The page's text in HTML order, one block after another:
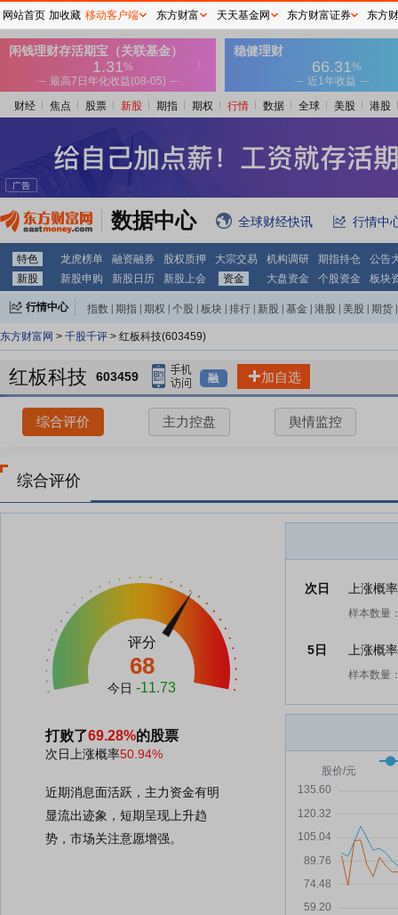
财经 焦点 股票 新股 期指 期权 行情 数据 全球 美股 港股
数据中心 全球财经快讯 行情中
特色 龙虎榜单 融资融券 股权质押 大宗交易 机构调研 期指持仓
公告
新股
新股申购 新股日历 新股上会 资金 大盘资金 个股资金 板块
行情中心 指数 期指 期权 个股 板块 排行 新股 基金 港股 美股 期货
东方财富网 > 千股千评 > 红板科技(603459)
红板科技 603459 融 加自选
综合评价 主力控盘 舆情监控
综合评价
评分
68
今日 -11.73
打败了69.28%的股票
次日上涨概率50.94%
近期消息面活跃，主力资金有明
显流出迹象，短期呈现上升趋
势，市场关注意愿增强。
次日 上涨概
样本数量
5日 上涨概
样本数量
网站首页 加收藏 移动客户端 东方财富 天天基金网 东方财富证券 东方